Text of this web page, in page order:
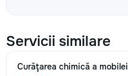
Servicii similare
Curăţarea chimică a mobilei